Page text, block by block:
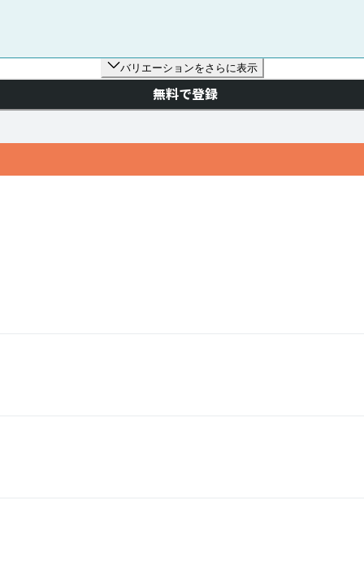
バリエーションをさらに表示
無料で登録